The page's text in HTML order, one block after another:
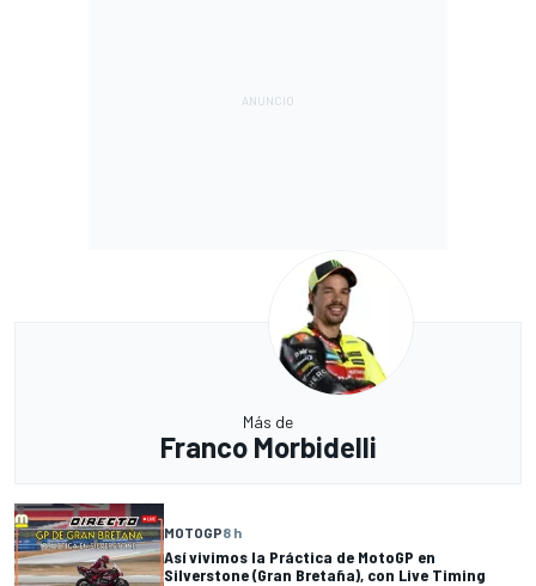
Más de
Franco Morbidelli
MOTOGP8 h
Así vivimos la Práctica de MotoGP en
Silverstone (Gran Bretaña), con Live Timing